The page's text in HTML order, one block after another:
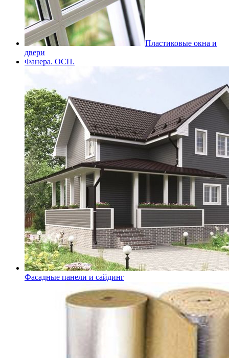
Пластиковые окна и
двери
Фанера. ОСП.
Фасадные панели и сайдинг